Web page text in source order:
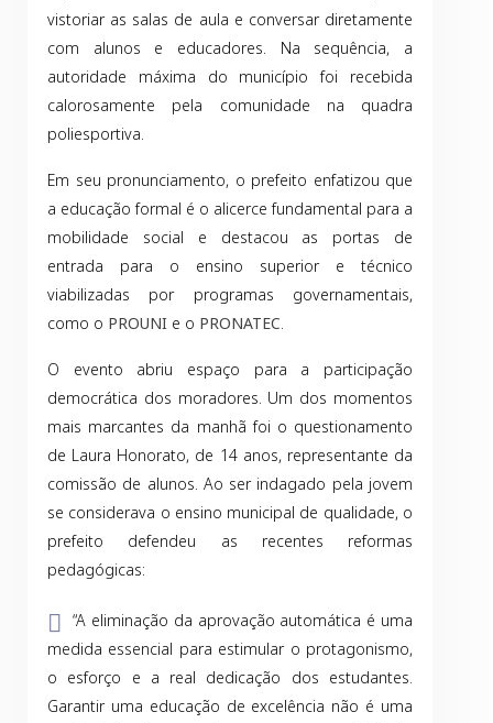
vistoriar as salas de aula e conversar diretamente
com alunos e educadores. Na sequência, a
autoridade máxima do município foi recebida
calorosamente pela comunidade na quadra
poliesportiva.
Em seu pronunciamento, o prefeito enfatizou que
a educação formal é o alicerce fundamental para a
mobilidade social e destacou as portas de
entrada para o ensino superior e técnico
viabilizadas por programas governamentais,
como o PROUNI e o PRONATEC.
O evento abriu espaço para a participação
democrática dos moradores. Um dos momentos
mais marcantes da manhã foi o questionamento
de Laura Honorato, de 14 anos, representante da
comissão de alunos. Ao ser indagado pela jovem
se considerava o ensino municipal de qualidade, o
prefeito defendeu as recentes reformas
pedagógicas:
“A eliminação da aprovação automática é uma
medida essencial para estimular o protagonismo,
o esforço e a real dedicação dos estudantes.
Garantir uma educação de excelência não é uma